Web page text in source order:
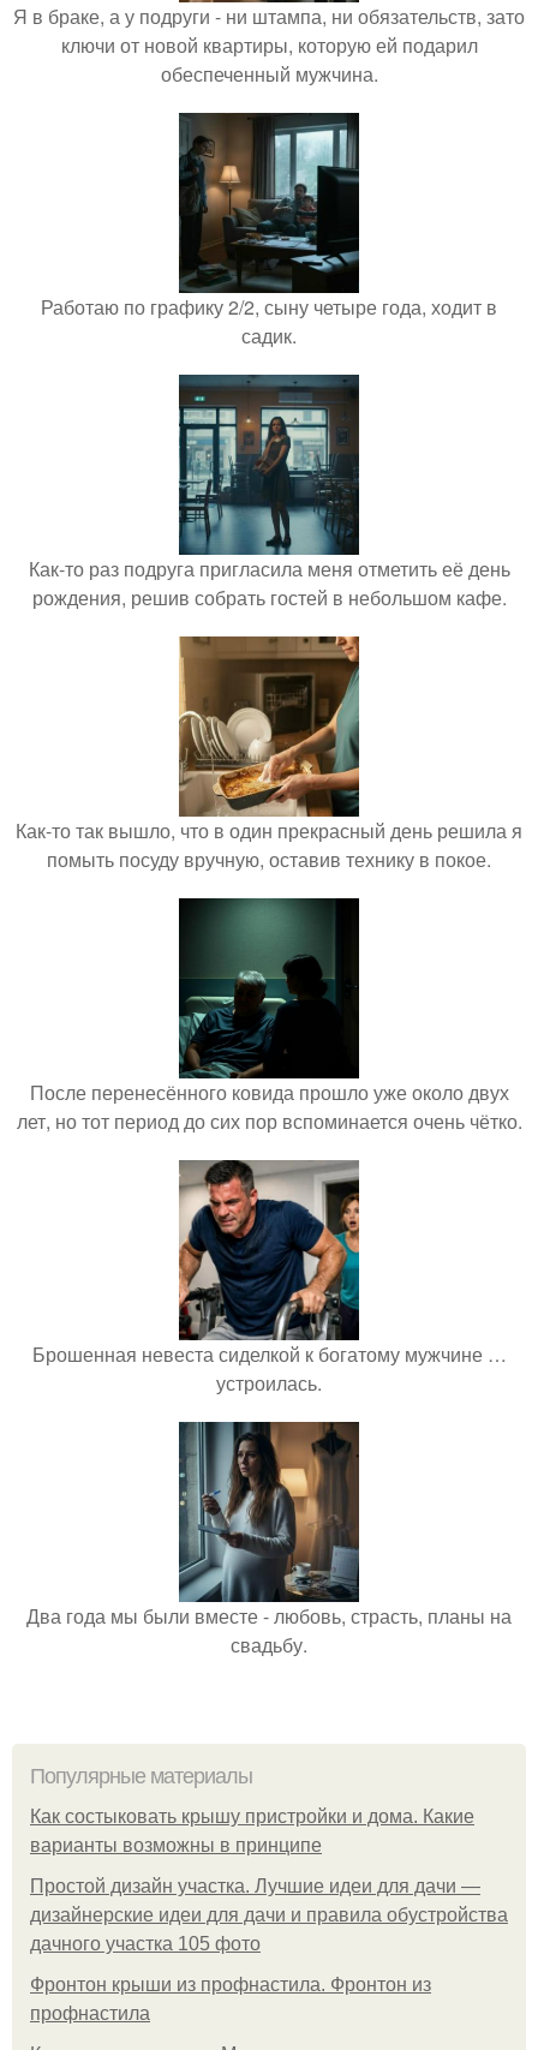
Я в браке, а у подруги - ни штампа, ни обязательств, зато
ключи от новой квартиры, которую ей подарил
обеспеченный мужчина.
Работаю по графику 2/2, сыну четыре года, ходит в
садик.
Как-то раз подруга пригласила меня отметить её день
рождения, решив собрать гостей в небольшом кафе.
Как-то так вышло, что в один прекрасный день решила я
помыть посуду вручную, оставив технику в покое.
После перенесённого ковида прошло уже около двух
лет, но тот период до сих пор вспоминается очень чётко.
Брошенная невеста сиделкой к богатому мужчине …
устроилась.
Два года мы были вместе - любовь, страсть, планы на
свадьбу.
Популярные материалы
Как состыковать крышу пристройки и дома. Какие
варианты возможны в принципе
Простой дизайн участка. Лучшие идеи для дачи —
дизайнерские идеи для дачи и правила обустройства
дачного участка 105 фото
Фронтон крыши из профнастила. Фронтон из
профнастила